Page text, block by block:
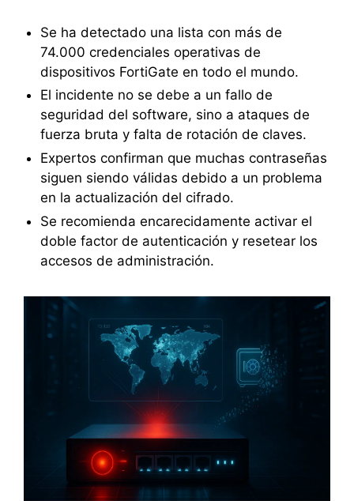
Se ha detectado una lista con más de
74.000 credenciales operativas de
dispositivos FortiGate en todo el mundo.
El incidente no se debe a un fallo de
seguridad del software, sino a ataques de
fuerza bruta y falta de rotación de claves.
Expertos confirman que muchas contraseñas
siguen siendo válidas debido a un problema
en la actualización del cifrado.
Se recomienda encarecidamente activar el
doble factor de autenticación y resetear los
accesos de administración.